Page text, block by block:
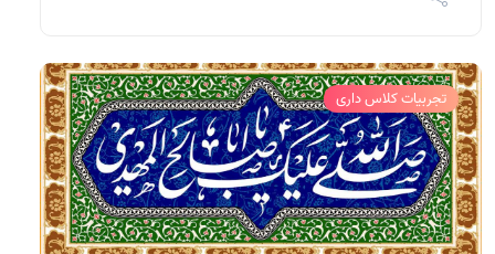
تجربیات کلاس داری